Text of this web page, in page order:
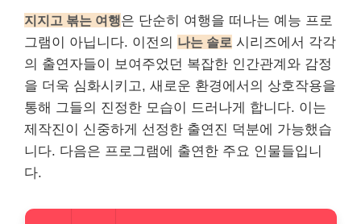
지지고 볶는 여행은 단순히 여행을 떠나는 예능 프로
그램이 아닙니다. 이전의 나는 솔로 시리즈에서 각각
의 출연자들이 보여주었던 복잡한 인간관계와 감정
을 더욱 심화시키고, 새로운 환경에서의 상호작용을
통해 그들의 진정한 모습이 드러나게 합니다. 이는
제작진이 신중하게 선정한 출연진 덕분에 가능했습
니다. 다음은 프로그램에 출연한 주요 인물들입니
다.